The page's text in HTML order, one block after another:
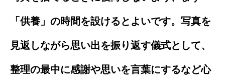
「供養」の時間を設けるとよいです。写真を
見返しながら思い出を振り返す儀式として、
整理の最中に感謝や思いを言葉にするなど心